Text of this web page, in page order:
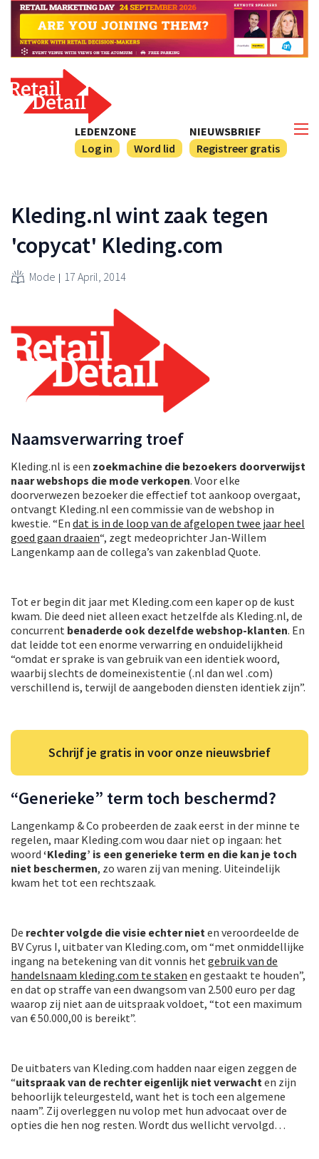
NIEUWSBRIEF
Registreer gratis
LEDENZONE
Log in
Word lid
Kleding.nl wint zaak tegen
'copycat' Kleding.com
Mode 17 April, 2014
Naamsverwarring troef
Kleding.nl is een zoekmachine die bezoekers doorverwijst
naar webshops die mode verkopen. Voor elke
doorverwezen bezoeker die effectief tot aankoop overgaat,
ontvangt Kleding.nl een commissie van de webshop in
kwestie. “En dat is in de loop van de afgelopen twee jaar heel
goed gaan draaien“, zegt medeoprichter Jan-Willem
Langenkamp aan de collega’s van zakenblad Quote.
Tot er begin dit jaar met Kleding.com een kaper op de kust
kwam. Die deed niet alleen exact hetzelfde als Kleding.nl, de
concurrent benaderde ook dezelfde webshop-klanten. En
dat leidde tot een enorme verwarring en onduidelijkheid
“omdat er sprake is van gebruik van een identiek woord,
waarbij slechts de domeinexistentie (.nl dan wel .com)
verschillend is, terwijl de aangeboden diensten identiek zijn”.
Schrijf je gratis in voor onze nieuwsbrief
“Generieke” term toch beschermd?
Langenkamp & Co probeerden de zaak eerst in der minne te
regelen, maar Kleding.com wou daar niet op ingaan: het
woord ‘Kleding’ is een generieke term en die kan je toch
niet beschermen, zo waren zij van mening. Uiteindelijk
kwam het tot een rechtszaak.
De rechter volgde die visie echter niet en veroordeelde de
BV Cyrus I, uitbater van Kleding.com, om “met onmiddellijke
ingang na betekening van dit vonnis het gebruik van de
handelsnaam kleding.com te staken en gestaakt te houden”,
en dat op straffe van een dwangsom van 2.500 euro per dag
waarop zij niet aan de uitspraak voldoet, “tot een maximum
van € 50.000,00 is bereikt”.
De uitbaters van Kleding.com hadden naar eigen zeggen de
“uitspraak van de rechter eigenlijk niet verwacht en zijn
behoorlijk teleurgesteld, want het is toch een algemene
naam”. Zij overleggen nu volop met hun advocaat over de
opties die hen nog resten. Wordt dus wellicht vervolgd…